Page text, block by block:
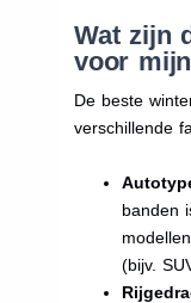
Wat zijn
voor
De beste
verschillende
banden
(bijv.